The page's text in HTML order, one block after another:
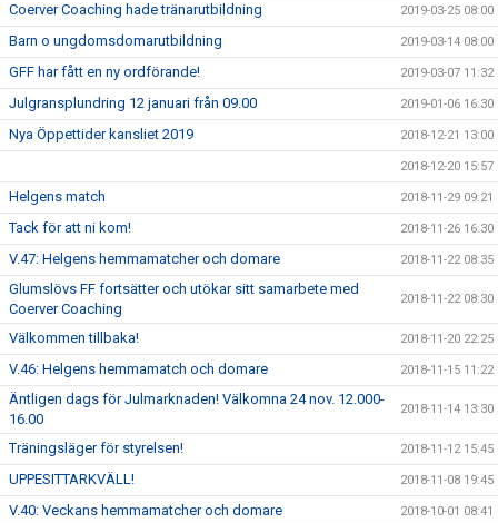
Coerver Coaching hade tränarutbildning 2019-03-25 08:00
Barn o ungdomsdomarutbildning 2019-03-14 08:00
GFF har fått en ny ordförande! 2019-03-07 11:32
Julgransplundring 12 januari från 09.00 2019-01-06 16:30
Nya Öppettider kansliet 2019 2018-12-21 13:00
2018-12-20 15:57
Helgens match 2018-11-29 09:21
Tack för att ni kom! 2018-11-26 16:30
V.47: Helgens hemmamatcher och domare 2018-11-22 08:35
Glumslövs FF fortsätter och utökar sitt samarbete med
Coerver Coaching
2018-11-22 08:30
Välkommen tillbaka! 2018-11-20 22:25
V.46: Helgens hemmamatch och domare 2018-11-15 11:22
Äntligen dags för Julmarknaden! Välkomna 24 nov. 12.000-
16.00
2018-11-14 13:30
Träningsläger för styrelsen! 2018-11-12 15:45
UPPESITTARKVÄLL! 2018-11-08 19:45
V.40: Veckans hemmamatcher och domare 2018-10-01 08:41